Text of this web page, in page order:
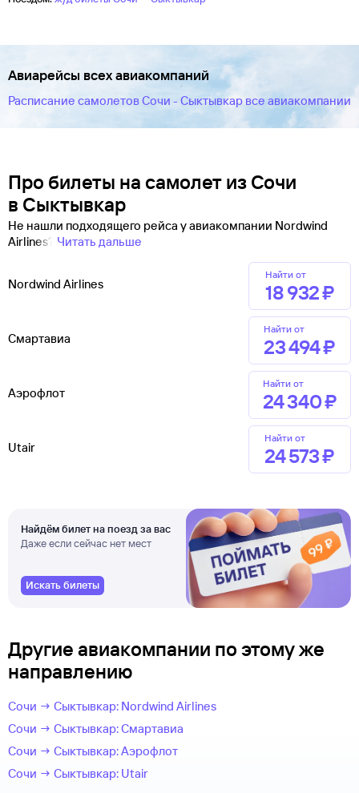
Авиарейсы всех авиакомпаний
Расписание самолетов Сочи - Сыктывкар все авиакомпании
Про билеты на самолет из Сочи
в Сыктывкар
Не нашли подходящего рейса у авиакомпании Nordwind
Airlines? Читать дальше
Nordwind Airlines
Найти от
18 ⁠932 ⁠₽
Смартавиа
Найти от
23 ⁠494 ⁠₽
Аэрофлот
Найти от
24 ⁠340 ⁠₽
Utair
Найти от
24 ⁠573 ⁠₽
Найдём билет на поезд за вас
Даже если сейчас нет мест
Искать билеты
Другие авиакомпании по этому же
направлению
Сочи → Сыктывкар: Nordwind Airlines
Сочи → Сыктывкар: Смартавиа
Сочи → Сыктывкар: Аэрофлот
Сочи → Сыктывкар: Utair